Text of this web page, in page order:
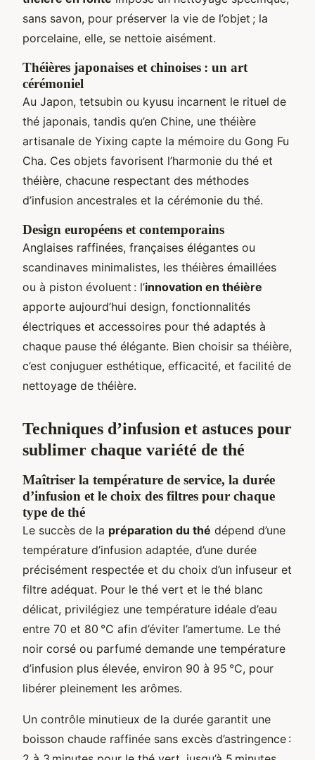
sans savon, pour préserver la vie de l’objet ; la
porcelaine, elle, se nettoie aisément.
Théières japonaises et chinoises : un art
cérémoniel
Au Japon, tetsubin ou kyusu incarnent le rituel de
thé japonais, tandis qu’en Chine, une théière
artisanale de Yixing capte la mémoire du Gong Fu
Cha. Ces objets favorisent l’harmonie du thé et
théière, chacune respectant des méthodes
d’infusion ancestrales et la cérémonie du thé.
Design européens et contemporains
Anglaises raffinées, françaises élégantes ou
scandinaves minimalistes, les théières émaillées
ou à piston évoluent : l’innovation en théière
apporte aujourd’hui design, fonctionnalités
électriques et accessoires pour thé adaptés à
chaque pause thé élégante. Bien choisir sa théière,
c’est conjuguer esthétique, efficacité, et facilité de
nettoyage de théière.
Techniques d’infusion et astuces pour
sublimer chaque variété de thé
Maîtriser la température de service, la durée
d’infusion et le choix des filtres pour chaque
type de thé
Le succès de la préparation du thé dépend d’une
température d’infusion adaptée, d’une durée
précisément respectée et du choix d’un infuseur et
filtre adéquat. Pour le thé vert et le thé blanc
délicat, privilégiez une température idéale d’eau
entre 70 et 80 °C afin d’éviter l’amertume. Le thé
noir corsé ou parfumé demande une température
d’infusion plus élevée, environ 90 à 95 °C, pour
libérer pleinement les arômes.
Un contrôle minutieux de la durée garantit une
boisson chaude raffinée sans excès d’astringence :